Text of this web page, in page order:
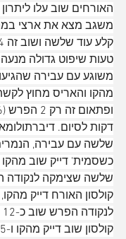
משגב מצא את ארצי
טעות שיפוט גדולה
משוגע עם עבירה
מהקו והאריס מחוץ
דקות לסיום.
שלשה עם עבירה,
כשסמית' דייק שוב מהקו
קולסון האורח דייק